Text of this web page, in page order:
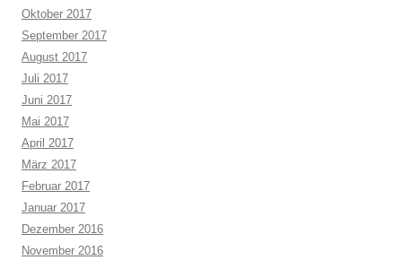
Oktober 2017
September 2017
August 2017
Juli 2017
Juni 2017
Mai 2017
April 2017
März 2017
Februar 2017
Januar 2017
Dezember 2016
November 2016